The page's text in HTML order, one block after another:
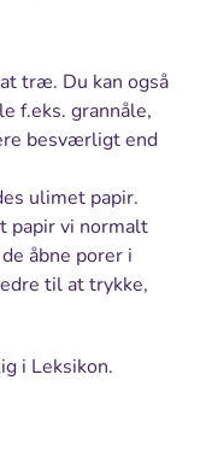
træ. Du kan også
f.eks. grannåle,
besværligt end
ulimet papir.
papir vi normalt
åbne porer i
til at trykke,
i Leksikon.